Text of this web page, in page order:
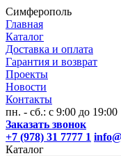
Симферополь
Главная
Каталог
Доставка и оплата
Гарантия и возврат
Проекты
Новости
Контакты
пн. - сб.: с 9:00 до 19:00
Заказать звонок
+7 (978) 31 7777 1
Каталог